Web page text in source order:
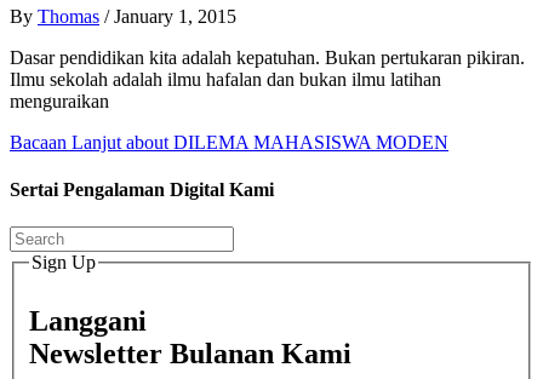
By Thomas / January 1, 2015
Dasar pendidikan kita adalah kepatuhan. Bukan pertukaran pikiran.
Ilmu sekolah adalah ilmu hafalan dan bukan ilmu latihan
menguraikan
Bacaan Lanjut about DILEMA MAHASISWA MODEN
Sertai Pengalaman Digital Kami
Sign Up
Langgani
Newsletter Bulanan Kami